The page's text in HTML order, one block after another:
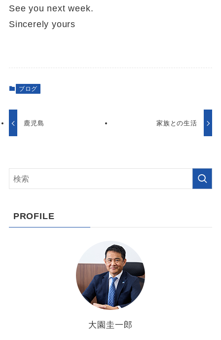
See you next week.
Sincerely yours
ブログ
鹿児島 家族との生活
PROFILE
大園圭一郎